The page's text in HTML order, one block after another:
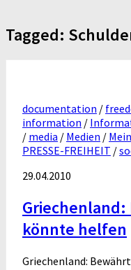
Tagged:
documentation /
information /
/ media / Medien /
PRESSE-FREIHEIT /
29.04.2010
Griechenland:
könnte helfen
Griechenland: